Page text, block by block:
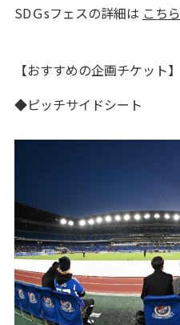
SDＧsフェスの詳細は こちら
【おすすめの企画チケット】
◆ピッチサイドシート